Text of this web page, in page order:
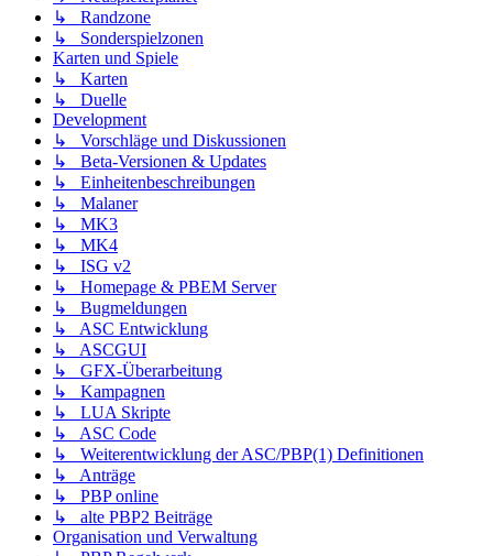
↳ Randzone
↳ Sonderspielzonen
Karten und Spiele
↳ Karten
↳ Duelle
Development
↳ Vorschläge und Diskussionen
↳ Beta-Versionen & Updates
↳ Einheitenbeschreibungen
↳ Malaner
↳ MK3
↳ MK4
↳ ISG v2
↳ Homepage & PBEM Server
↳ Bugmeldungen
↳ ASC Entwicklung
↳ ASCGUI
↳ GFX-Überarbeitung
↳ Kampagnen
↳ LUA Skripte
↳ ASC Code
↳ Weiterentwicklung der ASC/PBP(1) Definitionen
↳ Anträge
↳ PBP online
↳ alte PBP2 Beiträge
Organisation und Verwaltung